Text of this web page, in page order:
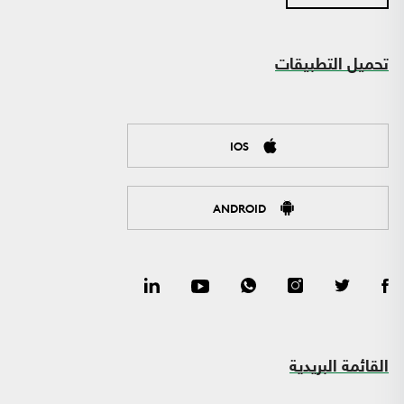
تحميل التطبيقات
IOS
ANDROID
القائمة البريدية